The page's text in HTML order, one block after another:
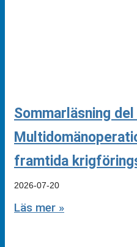
Sommarläsning
framtida
2026-07-20
Läs mer »